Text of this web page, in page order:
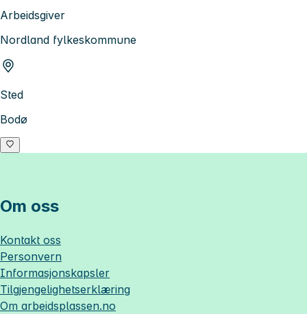
Arbeidsgiver
Nordland fylkeskommune
Sted
Bodø
Om oss
Kontakt oss
Personvern
Informasjonskapsler
Tilgjengelighetserklæring
Om arbeidsplassen.no